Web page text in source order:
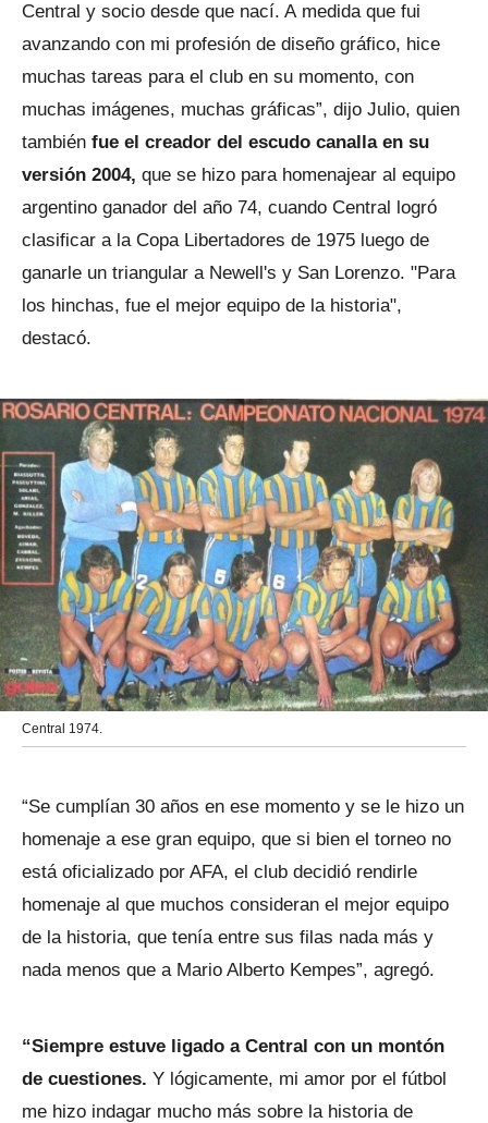
Central y socio desde que nací. A medida que fui
avanzando con mi profesión de diseño gráfico, hice
muchas tareas para el club en su momento, con
muchas imágenes, muchas gráficas”, dijo Julio, quien
también fue el creador del escudo canalla en su
versión 2004, que se hizo para homenajear al equipo
argentino ganador del año 74, cuando Central logró
clasificar a la Copa Libertadores de 1975 luego de
ganarle un triangular a Newell's y San Lorenzo. "Para
los hinchas, fue el mejor equipo de la historia",
destacó.
Central 1974.
“Se cumplían 30 años en ese momento y se le hizo un
homenaje a ese gran equipo, que si bien el torneo no
está oficializado por AFA, el club decidió rendirle
homenaje al que muchos consideran el mejor equipo
de la historia, que tenía entre sus filas nada más y
nada menos que a Mario Alberto Kempes”, agregó.
“Siempre estuve ligado a Central con un montón
de cuestiones. Y lógicamente, mi amor por el fútbol
me hizo indagar mucho más sobre la historia de